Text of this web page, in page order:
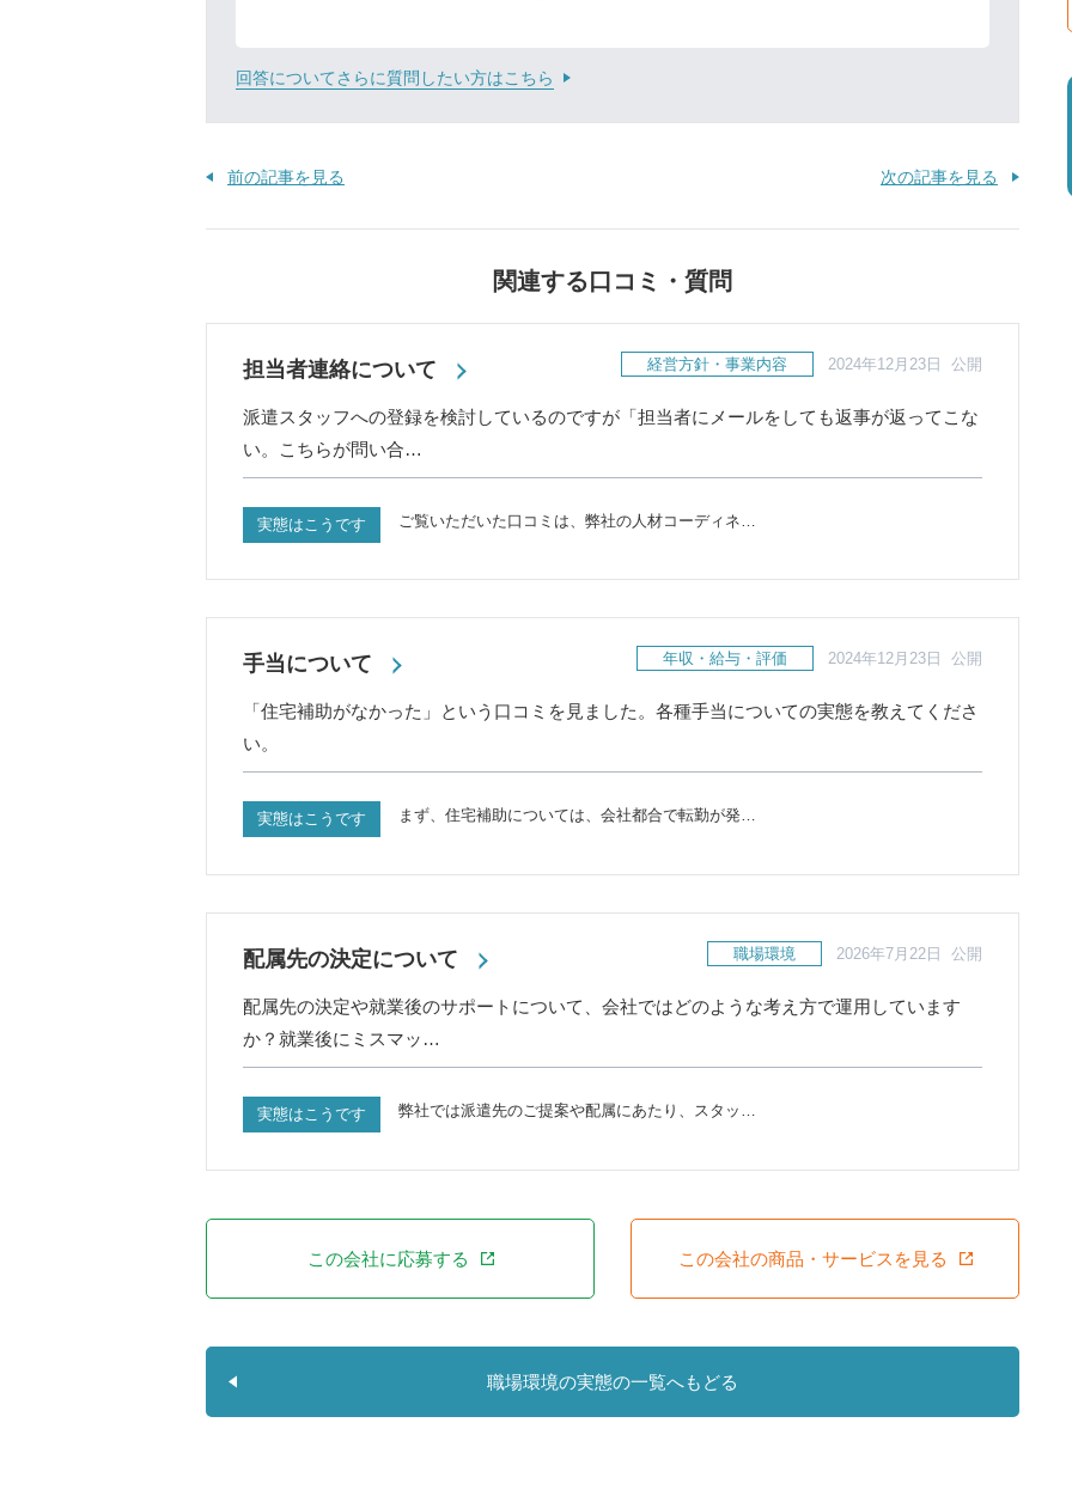
回答についてさらに質問したい方はこちら
前の記事を見る 次の記事を見る
関連する口コミ・質問
担当者連絡について 経営方針・事業内容 2024年12月23日 公開
派遣スタッフへの登録を検討しているのですが「担当者にメールをしても返事が返ってこな
い。こちらが問い合…
実態はこうです ご覧いただいた口コミは、弊社の人材コーディネ…
手当について 年収・給与・評価 2024年12月23日 公開
「住宅補助がなかった」という口コミを見ました。各種手当についての実態を教えてくださ
い。
実態はこうです まず、住宅補助については、会社都合で転勤が発…
配属先の決定について 職場環境 2026年7月22日 公開
配属先の決定や就業後のサポートについて、会社ではどのような考え方で運用しています
か？就業後にミスマッ…
実態はこうです 弊社では派遣先のご提案や配属にあたり、スタッ…
この会社に応募する この会社の商品・サービスを見る
職場環境の実態の一覧へもどる